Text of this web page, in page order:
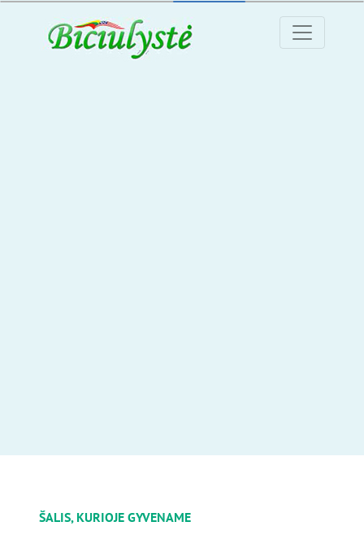
ŠALIS, KURIOJE GYVENAME